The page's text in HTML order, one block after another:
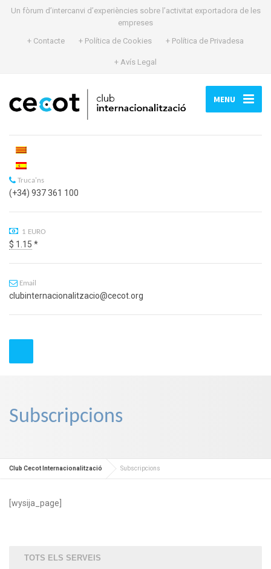
Un fòrum d’intercanvi d’experiències sobre l’activitat exportadora de les
empreses
+ Contacte
+ Política de Cookies + Política de Privadesa
+ Avís Legal
MENU
Truca'ns
(+34) 937 361 100
1 EURO
$ 1.15 *
Email
clubinternacionalitzacio@cecot.org
Subscripcions
Club Cecot Internacionalització Subscripcions
[wysija_page]
TOTS ELS SERVEIS